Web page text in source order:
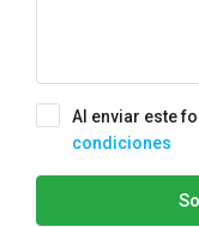
Al enviar este
condiciones